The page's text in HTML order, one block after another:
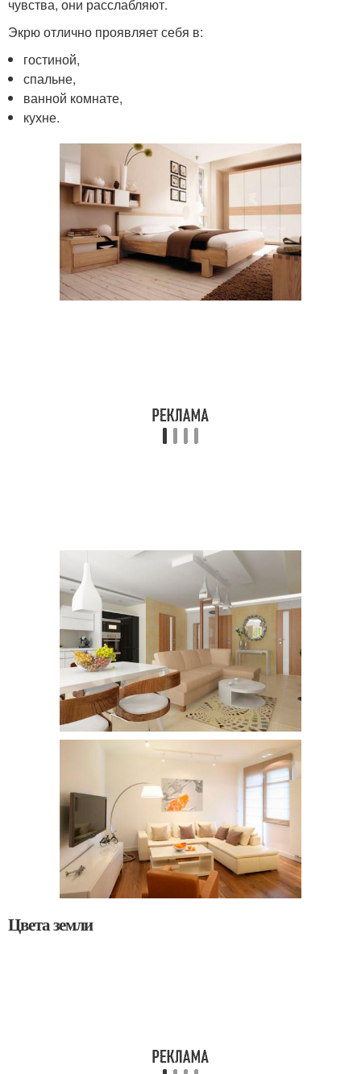
чувства, они расслабляют.
Экрю отлично проявляет себя в:
гостиной,
спальне,
ванной комнате,
кухне.
Цвета земли